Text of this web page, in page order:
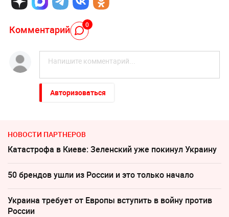
Комментарий 0
Авторизоваться
НОВОСТИ ПАРТНЕРОВ
Катастрофа в Киеве: Зеленский уже покинул Украину
50 брендов ушли из России и это только начало
Украина требует от Европы вступить в войну против
России